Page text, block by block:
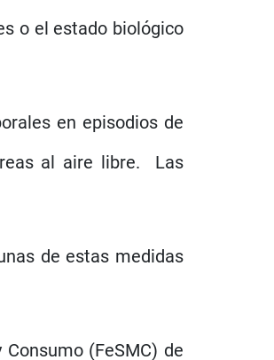
o el estado biológico
en episodios de
al aire libre.
Las
de estas medidas
(FeSMC) de